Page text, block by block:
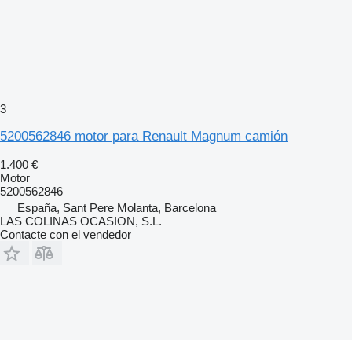
3
5200562846 motor para Renault Magnum camión
1.400 €
Motor
5200562846
España, Sant Pere Molanta, Barcelona
LAS COLINAS OCASION, S.L.
Contacte con el vendedor